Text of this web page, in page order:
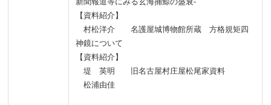
【資料紹介】
村松洋介 名護屋城博物館所蔵 方格規矩四
神鏡について
【資料紹介】
堤 英明 旧名古屋村庄屋松尾家資料
松浦由佳